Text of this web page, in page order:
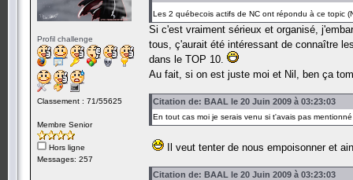
Profil challenge
Classement : 71/55625
Membre Senior
Hors ligne
Messages: 257
Les 2 québecois actifs de NC ont répondu à ce topic
Si c'est vraiment sérieux et organisé,
tous, ç'aurait été intéressant de connaître
dans le TOP 10.
Au fait, si on est juste moi et Nil, ben ça
Citation de: BAAL le 20 Juin 2009 à 03:23:03
En tout cas moi je serais venu si t'avais pas
Il veut tenter de nous empoisonner et
Citation de: BAAL le 20 Juin 2009 à 03:23:03